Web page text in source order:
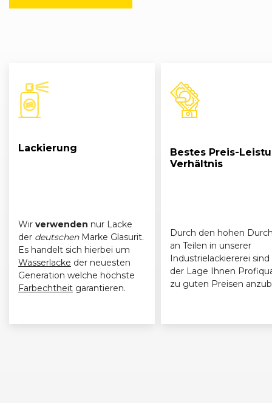
Lackierung
Wir verwenden nur Lacke
der deutschenMarke Glasurit.
Es handelt sich hierbei um
Wasserlacke der neuesten
Generation welche höchste
Farbechtheit garantieren.
Bestes Preis-
Verhältnis
Durch den hohen
an Teilen in unserer
Industrielackiererei sind
der Lage Ihnen
zu guten Preisen